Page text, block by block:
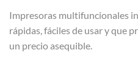
Impresoras multifuncionales
rápidas, fáciles de usar y que
un precio asequible.